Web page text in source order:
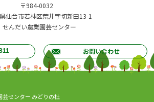
〒984-0032
仙台市若林区荒井字切新田13-1
せんだい農業園芸センター
お問い合わせ
センター みどりの杜